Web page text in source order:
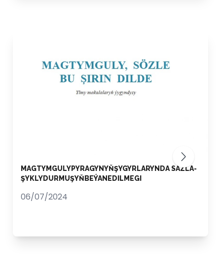
MAG­TYM­GU­LY­PY­RA­GY­NYŇ­ŞY­GYR­LA­RYN­DA­ SAZ­LA­
ŞYK­LY­DUR­MU­ŞYŇ­BE­ÝAN­EDIL­ME­GI
06/07/2024